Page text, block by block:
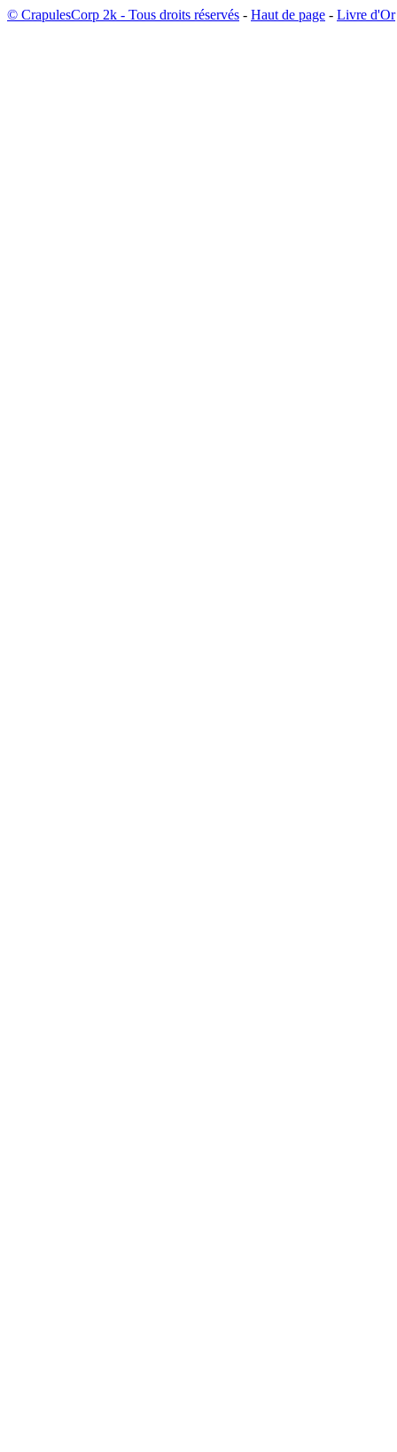
© CrapulesCorp 2k - Tous droits réservés - Haut de page - Livre d'Or